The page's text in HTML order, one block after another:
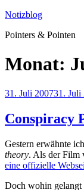
Zum
springen
Notizblog
Pointers & Pointen
Monat:
Veröffentlicht
31. Juli 200731. Juli
Conspiracy
Gestern erwähnte
theory. Als der Film
eine offizielle
Doch wohin